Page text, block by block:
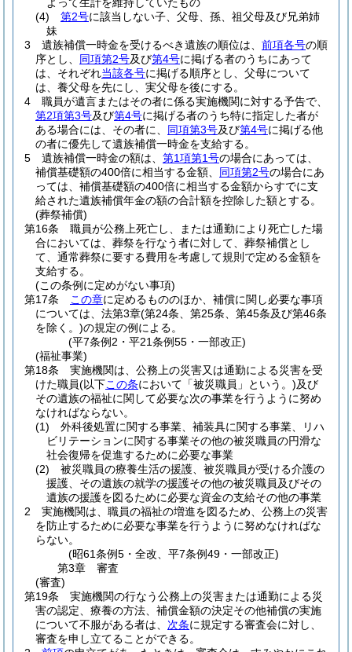
(4)
第2号に該当しない子、父母、孫、祖父母及び兄弟姉
妹
3
遺族補償一時金を受けるべき遺族の順位は、 前項各号の順
序とし、 同項第2号及び第4号に掲げる者のうちにあって
は、それぞれ当該各号に掲げる順序とし、父母について
は、養父母を先にし、実父母を後にする。
4
職員が遺言またはその者に係る実施機関に対する予告で、
第2項第3号及び第4号に掲げる者のうち特に指定した者が
ある場合には、その者に、 同項第3号及び第4号に掲げる他
の者に優先して遺族補償一時金を支給する。
5
遺族補償一時金の額は、 第1項第1号の場合にあっては、
補償基礎額の400倍に相当する金額、 同項第2号の場合にあ
っては、補償基礎額の400倍に相当する金額からすでに支
給された遺族補償年金の額の合計額を控除した額とする。
(葬祭補償)
第16条
職員が公務上死亡し、または通勤により死亡した場
合においては、葬祭を行なう者に対して、葬祭補償とし
て、通常葬祭に要する費用を考慮して規則で定める金額を
支給する。
(この条例に定めがない事項)
第17条
この章に定めるもののほか、補償に関し必要な事項
については、法第3章(第24条、第25条、第45条及び第46条
を除く。)の規定の例による。
(平7条例2・平21条例55・一部改正)
(福祉事業)
第18条
実施機関は、公務上の災害又は通勤による災害を受
けた職員(以下この条において「被災職員」という。)及び
その遺族の福祉に関して必要な次の事業を行うように努め
なければならない。
(1)
外科後処置に関する事業、補装具に関する事業、リハ
ビリテーションに関する事業その他の被災職員の円滑な
社会復帰を促進するために必要な事業
(2)
被災職員の療養生活の援護、被災職員が受ける介護の
援護、その遺族の就学の援護その他の被災職員及びその
遺族の援護を図るために必要な資金の支給その他の事業
2
実施機関は、職員の福祉の増進を図るため、公務上の災害
を防止するために必要な事業を行うように努めなければな
らない。
(昭61条例5・全改、平7条例49・一部改正)
第3章
審査
(審査)
第19条
実施機関の行なう公務上の災害または通勤による災
害の認定、療養の方法、補償金額の決定その他補償の実施
について不服がある者は、 次条に規定する審査会に対し、
審査を申し立てることができる。